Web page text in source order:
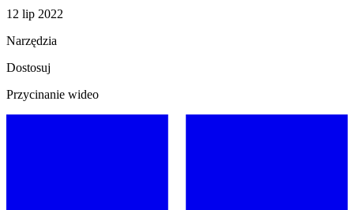
12 lip 2022
Narzędzia
Dostosuj
Przycinanie wideo